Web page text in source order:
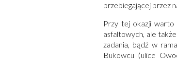
przebiegającej przez
Przy tej okazji warto
asfaltowych, ale
zadania, bądź w
Bukowcu (ulice